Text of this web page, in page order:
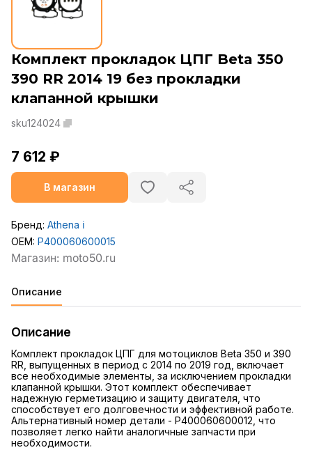
Комплект прокладок ЦПГ Beta 350
390 RR 2014 19 без прокладки
клапанной крышки
sku124024
7 612 ₽
В магазин
Бренд: Athena ℹ️
OEM: P400060600015
Описание
Описание
Комплект прокладок ЦПГ для мотоциклов Beta 350 и 390
RR, выпущенных в период с 2014 по 2019 год, включает
все необходимые элементы, за исключением прокладки
клапанной крышки. Этот комплект обеспечивает
надежную герметизацию и защиту двигателя, что
способствует его долговечности и эффективной работе.
Альтернативный номер детали - P400060600012, что
позволяет легко найти аналогичные запчасти при
необходимости.